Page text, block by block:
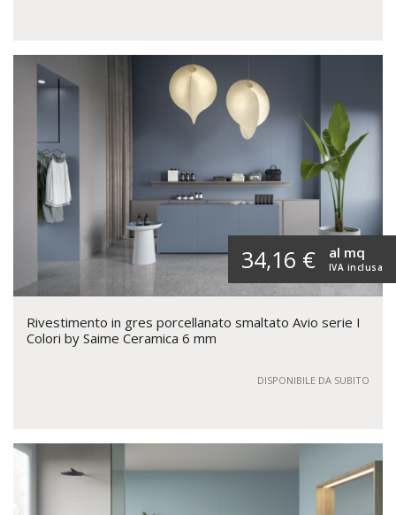
34,16 € IVA inclusa
al mq
Rivestimento in gres porcellanato smaltato Avio serie I
Colori by Saime Ceramica 6 mm
DISPONIBILE DA SUBITO